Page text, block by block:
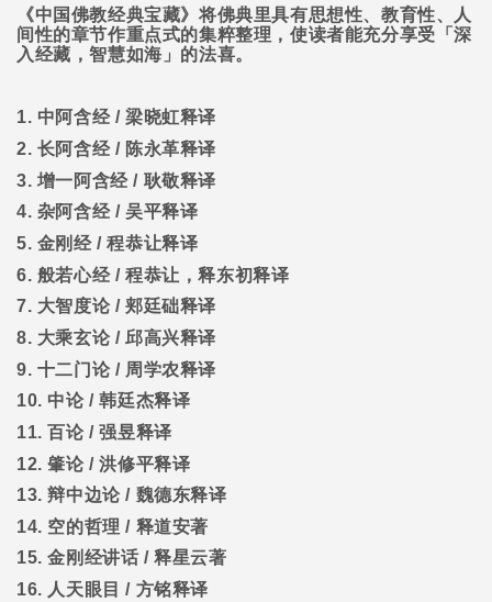
《中国佛教经典宝藏》将佛典里具有思想性、教育性、人
间性的章节作重点式的集粹整理，使读者能充分享受「深
入经藏，智慧如海」的法喜。
1. 中阿含经/梁晓虹释译
2. 长阿含经/ 陈永革释译
3. 增一阿含经/ 耿敬释译
4. 杂阿含经/吴平释译
5. 金刚经/程恭让释译
6. 般若心经/程恭让，释东初释译
7. 大智度论/郏廷础释译
8. 大乘玄论/邱高兴释译
9. 十二门论/ 周学农释译
10. 中论/韩廷杰释译
11.百论/强昱释译
12.肇论/洪修平释译
13.辩中边论/ 魏德东释译
14. 空的哲理 / 释道安著
15.金刚经讲话 /释星云著
16. 人天眼目 / 方铭释译